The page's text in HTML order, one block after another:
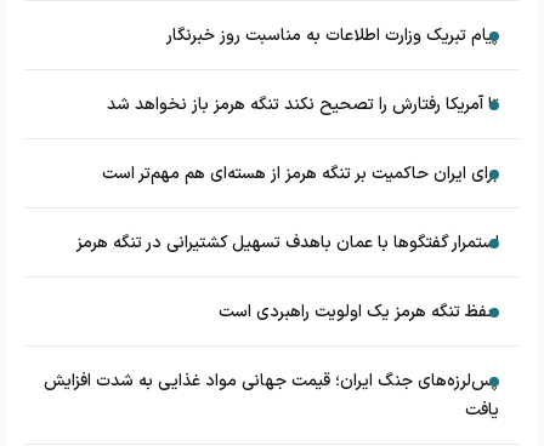
پیام تبریک وزارت اطلاعات به مناسبت روز خبرنگار
تا آمریکا رفتارش را تصحیح نکند تنگه هرمز باز نخواهد شد
برای ایران حاکمیت بر تنگه هرمز از هسته‌ای هم مهم‌تر است
استمرار گفتگوها با عمان باهدف تسهیل کشتیرانی در تنگه هرمز
حفظ تنگه هرمز یک اولویت راهبردی است
پس‌لرزه‌های جنگ ایران؛ قیمت جهانی مواد غذایی به شدت افزایش
یافت